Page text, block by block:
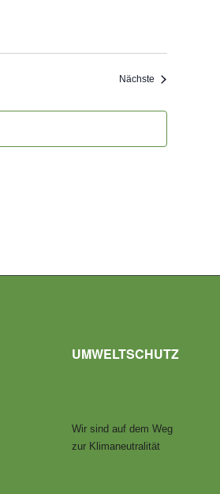
Nächste Veranstaltungen
UMWELTSCHUTZ
Wir sind auf dem Weg
zur Klimaneutralität